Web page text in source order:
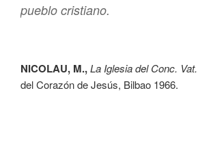
pueblo cristiano.
NICOLAU, M.,La Iglesia del Conc.
del Corazón de Jesús, Bilbao 1966.